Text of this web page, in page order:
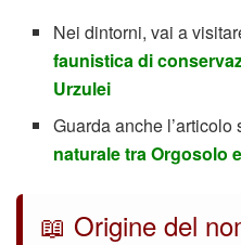
Nei dintorni, vai a
faunistica di
Urzulei
Guarda anche
naturale tra Orgosolo
📖 Origine del